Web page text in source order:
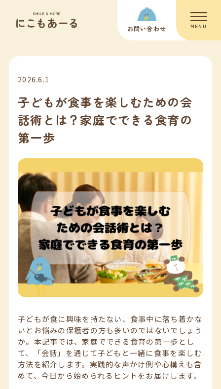
お問い合わせ MENU
2026.6.1
子どもが食事を楽しむための会
話術とは？家庭でできる食育の
第一歩
子どもが食に興味を持たない、食事中に落ち着かな
いとお悩みの保護者の方も多いのではないでしょう
か。本記事では、家庭でできる食育の第一歩とし
て、「会話」を通じて子どもと一緒に食事を楽しむ
方法を紹介します。実践的な声かけ例や心構えも含
めて、今日から始められるヒントをお届けします。